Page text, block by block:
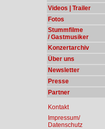
Videos | Trailer
Fotos
Stummfilme
/ Gastmusiker
Konzertarchiv
Über uns
Newsletter
Presse
Partner
Kontakt
Impressum/
Datenschutz